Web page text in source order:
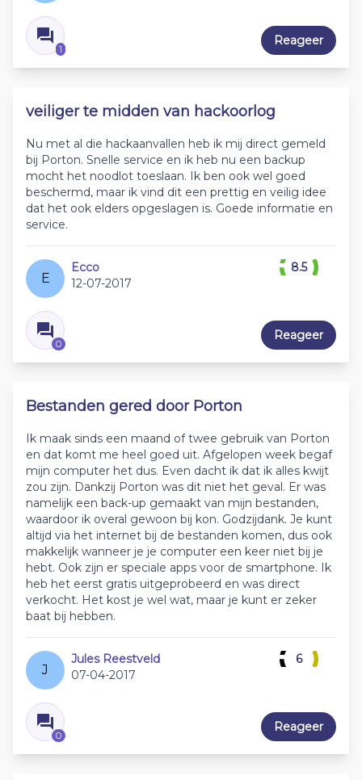
1
Reageer
veiliger te midden van hackoorlog
Nu met al die hackaanvallen heb ik mij direct gemeld
bij Porton. Snelle service en ik heb nu een backup
mocht het noodlot toeslaan. Ik ben ook wel goed
beschermd, maar ik vind dit een prettig en veilig idee
dat het ook elders opgeslagen is. Goede informatie en
service.
E
Ecco
12-07-2017
0
8.5
Reageer
Bestanden gered door Porton
Ik maak sinds een maand of twee gebruik van Porton
en dat komt me heel goed uit. Afgelopen week begaf
mijn computer het dus. Even dacht ik dat ik alles kwijt
zou zijn. Dankzij Porton was dit niet het geval. Er was
namelijk een back-up gemaakt van mijn bestanden,
waardoor ik overal gewoon bij kon. Godzijdank. Je kunt
altijd via het internet bij de bestanden komen, dus ook
makkelijk wanneer je je computer een keer niet bij je
hebt. Ook zijn er speciale apps voor de smartphone. Ik
heb het eerst gratis uitgeprobeerd en was direct
verkocht. Het kost je wel wat, maar je kunt er zeker
baat bij hebben.
J
Jules Reestveld
07-04-2017
0
6
Reageer